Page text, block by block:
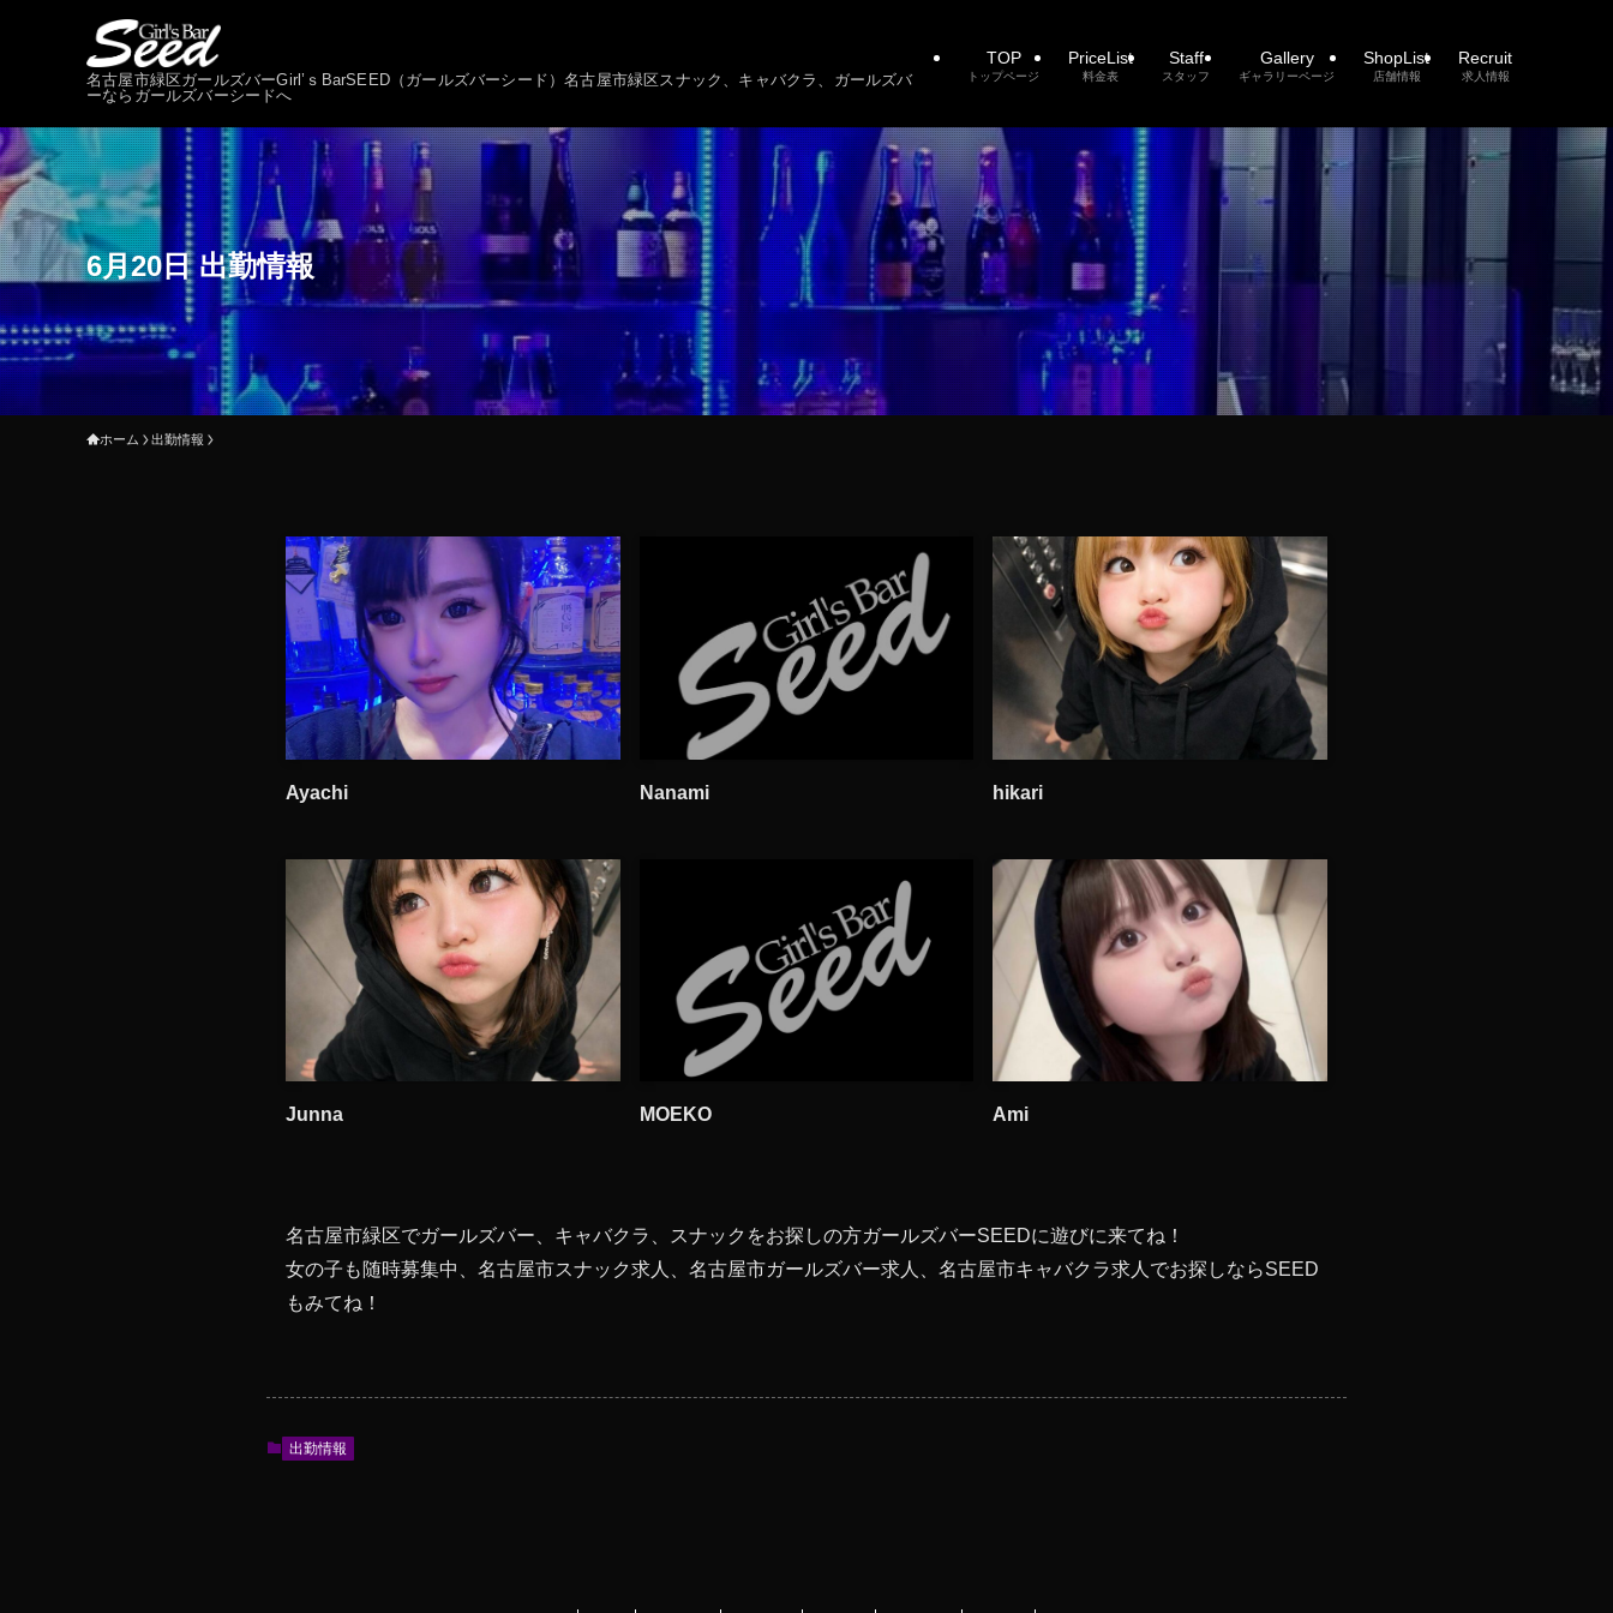
名古屋市緑区ガールズバーGirl’ｓBarSEED（ガールズバーシード）名古屋市緑区スナック、キャバクラ、ガールズバ
ーならガールズバーシードへ
TOP
トップページ
PriceList
料金表
Staff
スタッフ
Gallery
ギャラリーページ
ShopList
店舗情報
Recruit
求人情報
6月20日 出勤情報
ホーム 出勤情報
Ayachi Nanami hikari
Junna MOEKO Ami
名古屋市緑区でガールズバー、キャバクラ、スナックをお探しの方ガールズバーSEEDに遊びに来てね！
女の子も随時募集中、名古屋市スナック求人、名古屋市ガールズバー求人、名古屋市キャバクラ求人でお探しならSEED
もみてね！
出勤情報